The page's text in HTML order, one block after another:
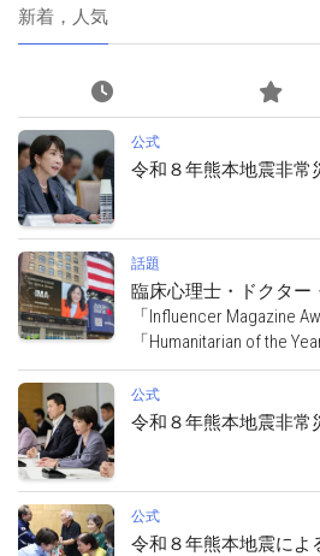
新着，人気
公式
令和８年熊本地震非常
話題
臨床心理士・ドクター
「Influencer Magazine
「Humanitarian of the
公式
令和８年熊本地震非常
公式
令和８年熊本地震によ